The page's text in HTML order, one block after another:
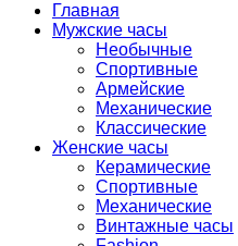
Главная
Мужские часы
Необычные
Спортивные
Армейские
Механические
Классические
Женские часы
Керамические
Спортивные
Механические
Винтажные часы